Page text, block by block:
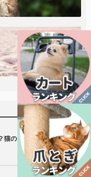
猫の目の仕組みについて